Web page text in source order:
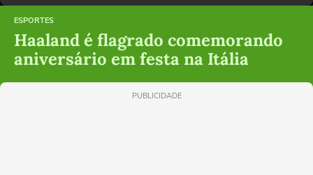
ESPORTES
Haaland é flagrado comemorando
aniversário em festa na Itália
PUBLICIDADE